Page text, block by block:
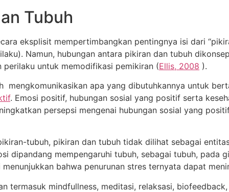
Tubuh
eksplisit mempertimbangkan pentingnya isi dari
Namun, hubungan antara pikiran dan tubuh
untuk memodifikasi pemikiran (Ellis, 2008 ).
mengkomunikasikan apa yang dibutuhkannya untuk
. Emosi positif, hubungan sosial yang positif serta
persepsi mengenai hubungan sosial yang
tubuh, pikiran dan tubuh tidak dilihat sebagai
dipandang mempengaruhi tubuh, sebagai tubuh, pada
bahwa penurunan stres ternyata dapat
termasuk mindfullness, meditasi, relaksasi,